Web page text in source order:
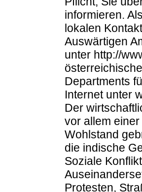
informieren.
lokalen
Auswärtigen
unter http://
Departments
Internet unter
Der
vor allem
Wohlstand
die indische
Soziale
Protesten,